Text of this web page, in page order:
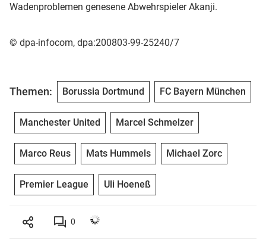
Wadenproblemen genesene Abwehrspieler Akanji.
© dpa-infocom, dpa:200803-99-25240/7
Themen: Borussia Dortmund FC Bayern München
Manchester United Marcel Schmelzer
Marco Reus Mats Hummels Michael Zorc
Premier League Uli Hoeneß
0